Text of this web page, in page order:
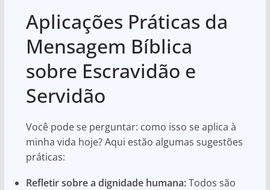
Aplicações Práticas da
Mensagem Bíblica
sobre Escravidão e
Servidão
Você pode se perguntar: como isso se aplica à
minha vida hoje? Aqui estão algumas sugestões
práticas:
Refletir sobre a dignidade humana:Todos são